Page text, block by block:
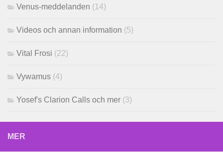
Venus-meddelanden (14)
Videos och annan information (5)
Vital Frosi (22)
Vywamus (4)
Yosef's Clarion Calls och mer (3)
MER